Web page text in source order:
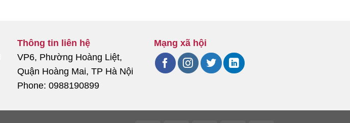
Thông tin liên hệ
VP6, Phường Hoàng Liệt,
Quận Hoàng Mai, TP Hà Nội
Phone: 0988190899
Mạng xã hội